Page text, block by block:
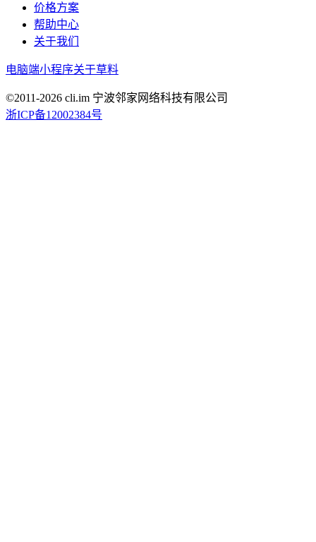
价格方案
帮助中心
关于我们
电脑端小程序关于草料
©2011-2026 cli.im 宁波邻家网络科技有限公司
浙ICP备12002384号